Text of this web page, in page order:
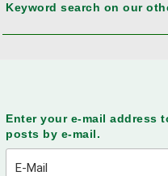
Keyword search on our
Enter your e-mail address
posts by e-mail.